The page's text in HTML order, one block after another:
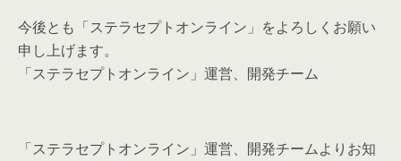
今後とも「ステラセプトオンライン」をよろしくお願い
申し上げます。
「ステラセプトオンライン」運営、開発チーム
「ステラセプトオンライン」運営、開発チームよりお知